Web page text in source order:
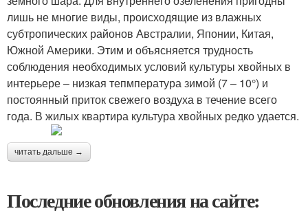
лишь не многие виды, происходящие из влажных
субтропических районов Австралии, Японии, Китая,
Южной Америки. Этим и объясняется трудность
соблюдения необходимых условий культуры хвойных в
интерьере – низкая тепмпература зимой (7 – 10°) и
постоянный приток свежего воздуха в течение всего
года. В жилых квартира культура хвойных редко удается.
читать дальше →
Последние обновления на сайте: